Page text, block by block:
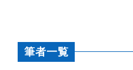
筆者一覧